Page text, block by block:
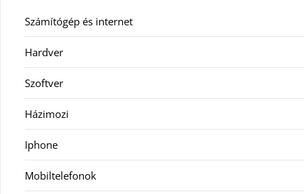
Számítógép és internet
Hardver
Szoftver
Házimozi
Iphone
Mobiltelefonok